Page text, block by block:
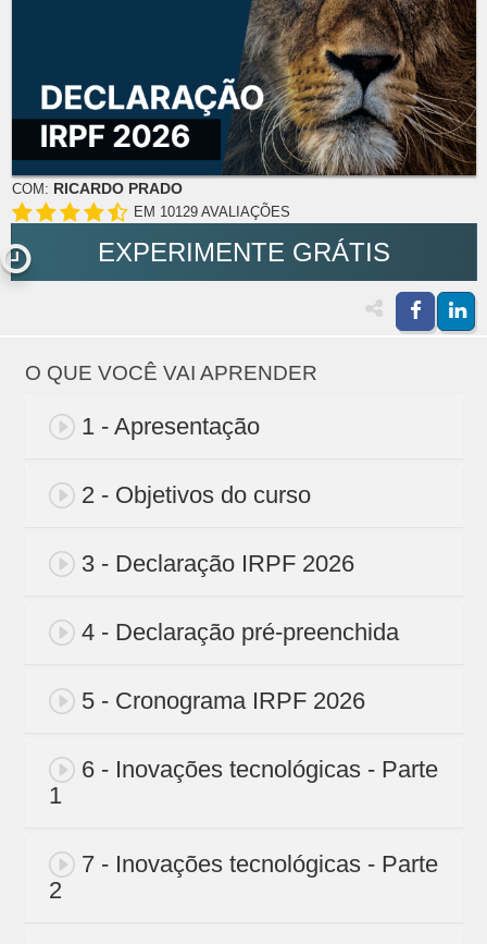
COM: RICARDO PRADO
EM 10129 AVALIAÇÕES
EXPERIMENTE GRÁTIS
O QUE VOCÊ VAI APRENDER
1 - Apresentação
2 - Objetivos do curso
3 - Declaração IRPF 2026
4 - Declaração pré-preenchida
5 - Cronograma IRPF 2026
6 - Inovações tecnológicas - Parte
1
7 - Inovações tecnológicas - Parte
2